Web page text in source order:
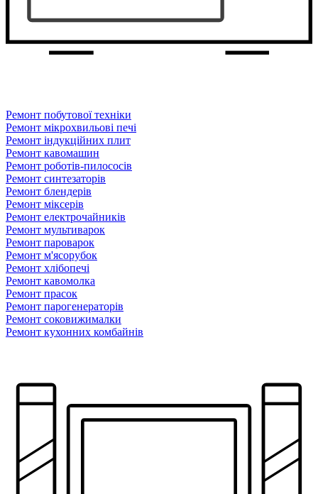
Ремонт побутової техніки
Ремонт мікрохвильові печі
Ремонт індукційних плит
Ремонт кавомашин
Ремонт роботів-пилососів
Ремонт синтезаторів
Ремонт блендерiв
Ремонт мiксерiв
Ремонт електрочайників
Ремонт мультиварок
Ремонт пароварок
Ремонт м'ясорубок
Ремонт хлiбопечi
Ремонт кавомолка
Ремонт прасок
Ремонт парогенераторiв
Ремонт соковижималки
Ремонт кухонних комбайнів